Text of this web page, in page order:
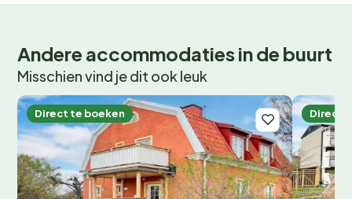
Andere accommodaties in de buurt
Misschien vind je dit ook leuk
Direct te boeken Direct